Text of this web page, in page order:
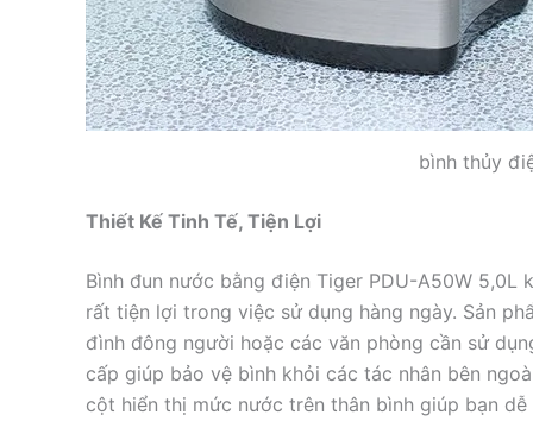
bình thủy
Thiết Kế Tinh Tế, Tiện Lợi
Bình đun nước bằng điện Tiger PDU-A50W
rất tiện lợi trong việc sử dụng hàng ngày. Sản
đình đông người hoặc các văn phòng cần sử
cấp giúp bảo vệ bình khỏi các tác nhân bên
cột hiển thị mức nước trên thân bình giúp bạn